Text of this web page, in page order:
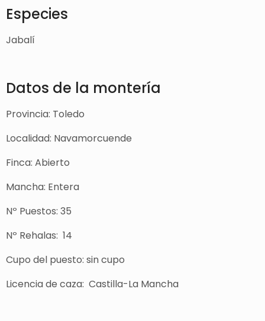
Especies
Jabalí
Datos de la montería
Provincia: Toledo
Localidad: Navamorcuende
Finca: Abierto
Mancha: Entera
Nº Puestos: 35
Nº Rehalas: 14
Cupo del puesto: sin cupo
Licencia de caza: Castilla-La Mancha